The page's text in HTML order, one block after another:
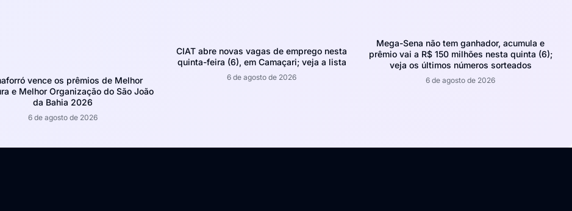
vence os prêmios de Melhor
e Melhor Organização do São João
da Bahia 2026
6 de agosto de 2026
CIAT abre novas vagas de emprego nesta
quinta-feira (6), em Camaçari; veja a lista
6 de agosto de 2026
Mega-Sena não tem ganhador, acumula e
prêmio vai a R$ 150 milhões nesta quinta (6);
veja os últimos números sorteados
6 de agosto de 2026